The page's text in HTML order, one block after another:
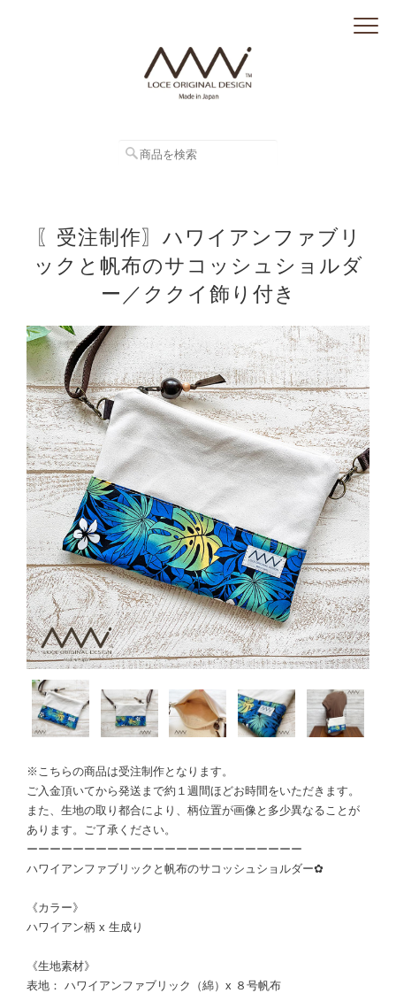
〖受注制作〗ハワイアンファブリ
ックと帆布のサコッシュショルダ
ー／ククイ飾り付き
※こちらの商品は受注制作となります。
ご入金頂いてから発送まで約１週間ほどお時間をいただきます。
また、生地の取り都合により、柄位置が画像と多少異なることが
あります。ご了承ください。
ーーーーーーーーーーーーーーーーーーーーーーーー
ハワイアンファブリックと帆布のサコッシュショルダー✿
《カラー》
ハワイアン柄 x 生成り
《生地素材》
表地： ハワイアンファブリック（綿）x ８号帆布